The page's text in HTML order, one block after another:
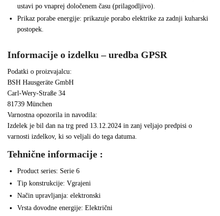
ustavi po vnaprej določenem času (prilagodljivo).
Prikaz porabe energije: prikazuje porabo elektrike za zadnji kuharski
postopek.
Informacije o izdelku – uredba GPSR
Podatki o proizvajalcu:
BSH Hausgeräte GmbH
Carl-Wery-Straße 34
81739 München
Varnostna opozorila in navodila:
Izdelek je bil dan na trg pred 13.12.2024 in zanj veljajo predpisi o
varnosti izdelkov, ki so veljali do tega datuma.
Tehnične informacije :
Product series: Serie 6
Tip konstrukcije: Vgrajeni
Način upravljanja: elektronski
Vrsta dovodne energije: Električni